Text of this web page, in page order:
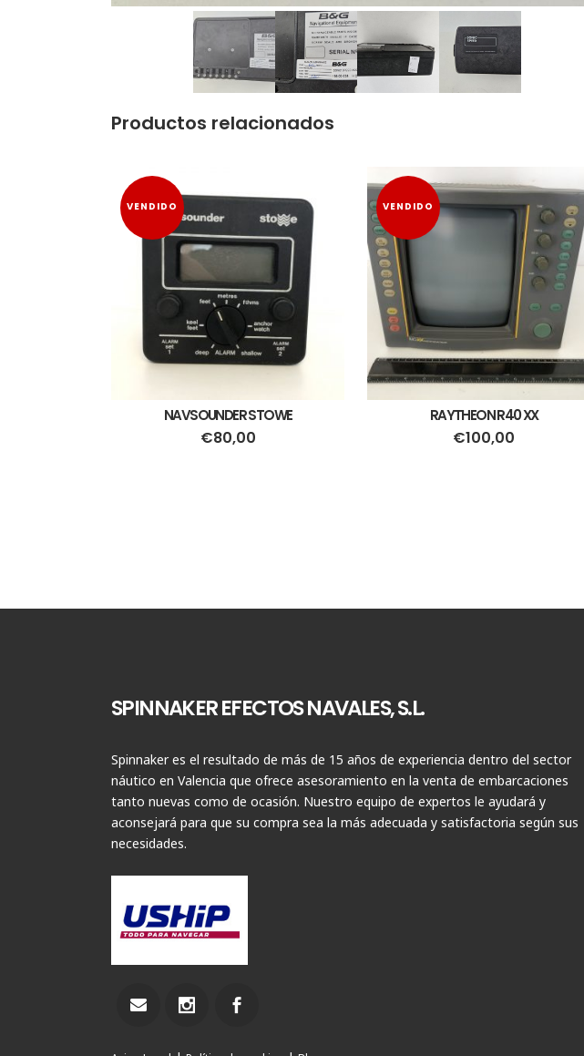
Productos relacionados
VENDIDO
NAVSOUNDER STOWE
€80,00
VENDIDO
RAYTHEON R40 XX
€100,00
SPINNAKER EFECTOS NAVALES, S.L.
Spinnaker es el resultado de más de 15 años de experiencia dentro del sector
náutico en Valencia que ofrece asesoramiento en la venta de embarcaciones
tanto nuevas como de ocasión. Nuestro equipo de expertos le ayudará y
aconsejará para que su compra sea la más adecuada y satisfactoria según sus
necesidades.